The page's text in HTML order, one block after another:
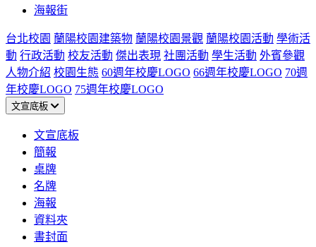
海報街
台北校園 蘭陽校園建築物 蘭陽校園景觀 蘭陽校園活動 學術活
動 行政活動 校友活動 傑出表現 社團活動 學生活動 外賓參觀
人物介紹 校園生態 60週年校慶LOGO 66週年校慶LOGO 70週
年校慶LOGO 75週年校慶LOGO
文宣底板
文宣底板
簡報
桌牌
名牌
海報
資料夾
書封面